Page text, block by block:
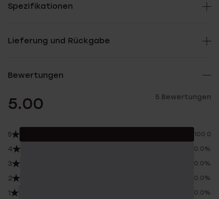
Spezifikationen
Lieferung und Rückgabe
Bewertungen
5.00 5 Bewertungen
5 100.0%
4 0.0%
3 0.0%
2 0.0%
1 0.0%